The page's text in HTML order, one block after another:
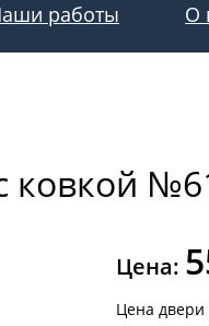
Черные
работы О
ковкой
Цена:
Цена двери